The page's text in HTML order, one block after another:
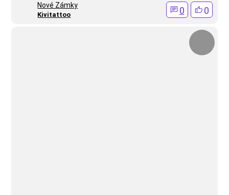
Nové Zámky
Kivitattoo 0 0